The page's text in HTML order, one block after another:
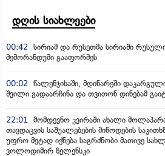
დღის სიახლეები
00:42
სირიამ და რუსეთმა სირიაში რუსული
მემორანდუმი გააფორმეს
00:02
წალენჯიხაში, მდინარეში
შვილი გადაარჩინა და თვითონ დინებამ
22:01
მომდევნო კვირაში ახალი
თავდაცვის საშუალებების მიწოდების
უფრო მეტად იქნება საგრძნობი მათივე
ვოლოდიმირ ზელენსკი